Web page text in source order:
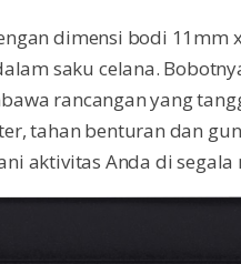
dimensi bodi 11mm
saku celana.
rancangan yang
tahan benturan dan
aktivitas Anda di segala